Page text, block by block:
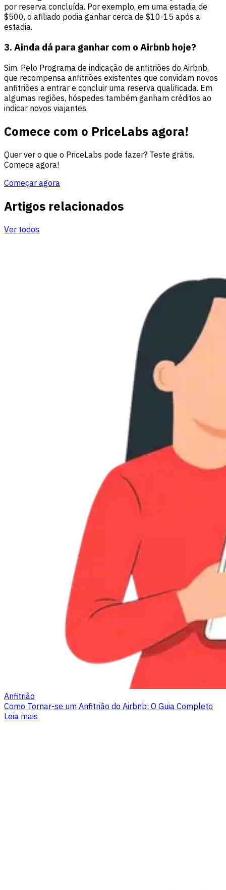
por reserva concluída. Por exemplo, em uma estadia de
$500, o afiliado podia ganhar cerca de $10-15 após a
estadia.
3. Ainda dá para ganhar com o Airbnb hoje?
Sim. Pelo Programa de indicação de anfitriões do Airbnb,
que recompensa anfitriões existentes que convidam novos
anfitriões a entrar e concluir uma reserva qualificada. Em
algumas regiões, hóspedes também ganham créditos ao
indicar novos viajantes.
Comece com o PriceLabs agora!
Quer ver o que o PriceLabs pode fazer? Teste grátis.
Comece agora!
Começar agora
Artigos relacionados
Ver todos
Anfitrião
Como Tornar-se um Anfitrião do Airbnb: O Guia Completo
Leia mais